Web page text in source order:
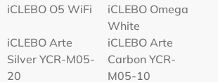
iCLEBO O5 WiFi
iCLEBO Omega
White
iCLEBO Arte
Silver YCR-M05-
20
iCLEBO Arte
Carbon YCR-
M05-10